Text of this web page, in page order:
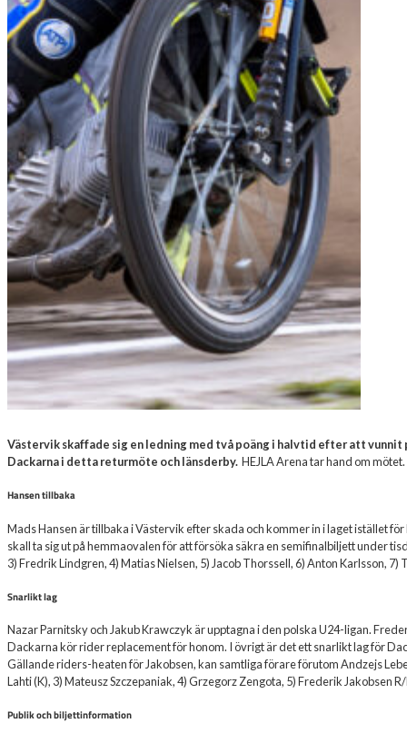
Västervik skaffade sig en ledning med två poäng i halvtid efter att vunnit
Dackarna i detta returmöte och länsderby. HEJLA Arena tar hand om mötet.
Hansen tillbaka
Mads Hansen är tillbaka i Västervik efter skada och kommer in i laget istället
skall ta sig ut på hemmaovalen för att försöka säkra en semifinalbiljett under
3) Fredrik Lindgren, 4) Matias Nielsen, 5) Jacob Thorssell, 6) Anton Karlsson, 7)
Snarlikt lag
Nazar Parnitsky och Jakub Krawczyk är upptagna i den polska U24-ligan.
Dackarna kör rider replacement för honom. I övrigt är det ett snarlikt lag för
Gällande riders-heaten för Jakobsen, kan samtliga förare förutom Andzejs
Lahti (K), 3) Mateusz Szczepaniak, 4) Grzegorz Zengota, 5) Frederik Jakobsen
Publik och biljettinformation